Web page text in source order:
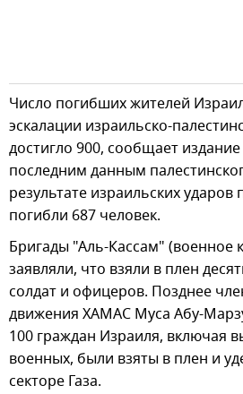
Число погибших жителей
эскалации израильско-
достигло 900, сообщает
последним данным
результате израильских ударов
погибли 687 человек.
Бригады "Аль-Кассам"
заявляли, что взяли в плен
солдат и офицеров. Позднее
движения ХАМАС Муса Абу-
100 граждан Израиля, включая
военных, были взяты в плен и
секторе Газа.